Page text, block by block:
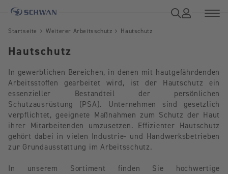
Startseite Weiterer Arbeitsschutz Hautschutz
Hautschutz
In gewerblichen Bereichen, in denen mit hautgefährdenden
Arbeitsstoffen gearbeitet wird, ist der Hautschutz ein
essenzieller Bestandteil der persönlichen
Schutzausrüstung (PSA). Unternehmen sind gesetzlich
verpflichtet, geeignete Maßnahmen zum Schutz der Haut
ihrer Mitarbeitenden umzusetzen. Effizienter Hautschutz
gehört dabei in vielen Industrie- und Handwerksbetrieben
zur Grundausstattung im Arbeitsschutz.
In unserem Sortiment finden Sie hochwertige